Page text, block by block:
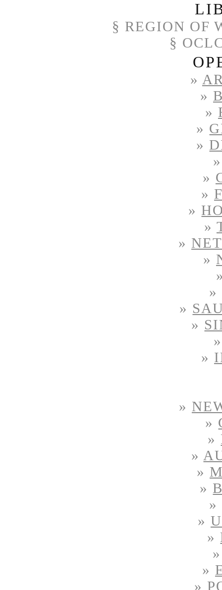
§ REGION OF
§
»
»
»
»
»
»
»
»
»
»
»
»
»
»
»
»
»
»
»
»
»
»
»
»
»
»